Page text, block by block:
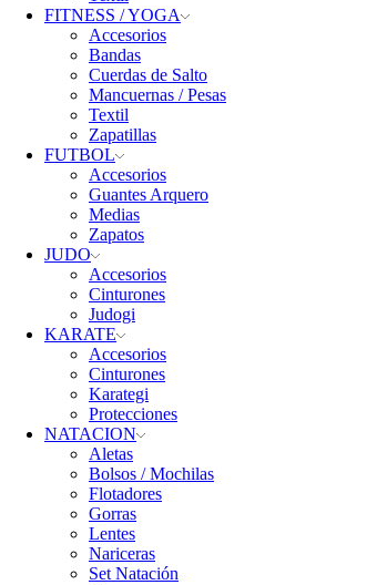
FITNESS / YOGA
Accesorios
Bandas
Cuerdas de Salto
Mancuernas / Pesas
Textil
Zapatillas
FUTBOL
Accesorios
Guantes Arquero
Medias
Zapatos
JUDO
Accesorios
Cinturones
Judogi
KARATE
Accesorios
Cinturones
Karategi
Protecciones
NATACION
Aletas
Bolsos / Mochilas
Flotadores
Gorras
Lentes
Nariceras
Set Natación